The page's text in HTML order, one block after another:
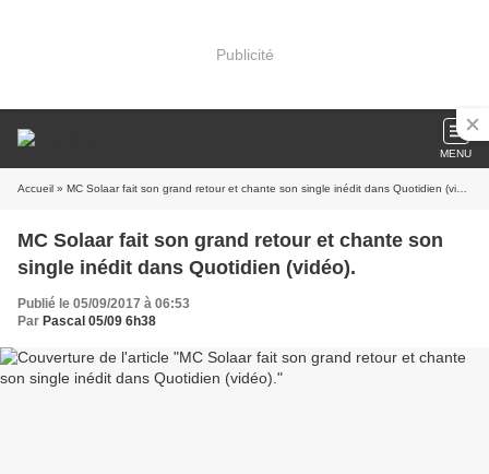
Publicité
MENU
Accueil » MC Solaar fait son grand retour et chante son single inédit dans Quotidien (vidéo).
MC Solaar fait son grand retour et chante son
single inédit dans Quotidien (vidéo).
Publié le 05/09/2017 à 06:53
Par Pascal 05/09 6h38